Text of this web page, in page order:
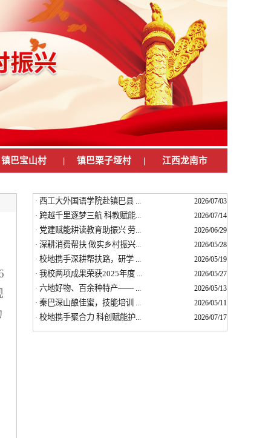
巴宝山村 | 镇巴栗子垭村 | 江西龙南市
· 西工大外国语学院赴镇巴县 ...
2026/07/03
· 跨越千里逐梦三航 科教赋能...
2026/07/14
· 党建赋能耕读教育助振兴 劳...
2026/06/29
· 深耕消费帮扶 做实乡村振兴...
2026/05/28
· 校地携手深耕帮扶路，研学 ...
2026/05/19
· 我校两项成果荣获2025年度 ...
2026/05/27
· 六地好物、百余种特产—— ...
2026/05/13
· 秦巴深山酿佳蜜，技能培训 ...
2026/05/11
· 校地携手聚合力 科创赋能护... 2026/07/17